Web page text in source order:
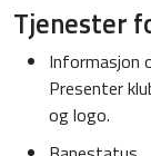
Tjenester
Informasjon
Presenter
og logo.